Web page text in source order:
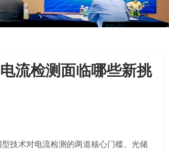
流检测面临哪些新挑
技术对电流检测的两道核心门槛、光储